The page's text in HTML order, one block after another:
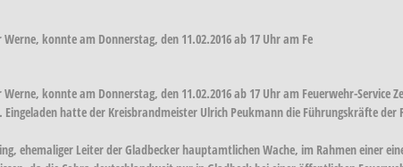
konnte am Donnerstag, den 11.02.2016 ab 17 Uhr am Fe
konnte am Donnerstag, den 11.02.2016 ab 17 Uhr am Feuerwehr-Service
Eingeladen hatte der Kreisbrandmeister Ulrich Peukmann die Führungskräfte
ehemaliger Leiter der Gladbecker hauptamtlichen Wache, im Rahmen einer